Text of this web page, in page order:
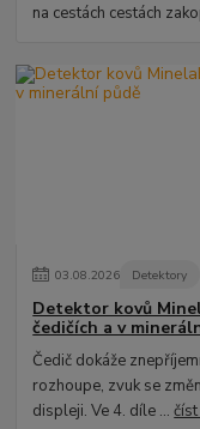
na cestách cestách
03.08.2026 Detektory
Detektor kovů
čedičích a v
Čedič dokáže
rozhoupe, zvuk se
displeji. Ve 4. díle ...